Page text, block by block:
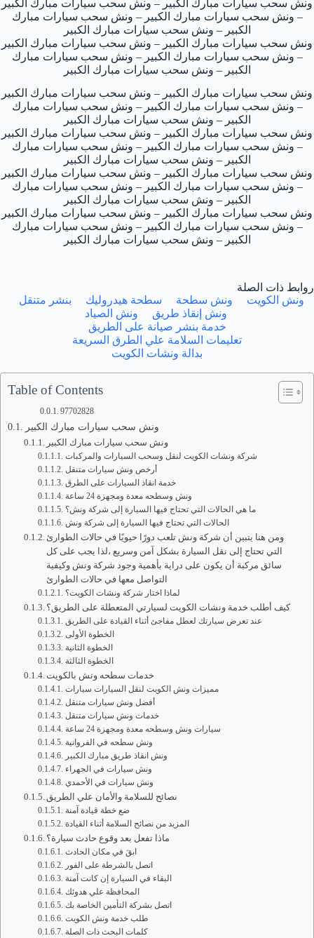
ونش سحب سيارات مبارك الكبير – ونش سحب سيارات مبارك الكبير
– ونش سحب سيارات مبارك الكبير – ونش سحب سيارات مبارك
الكبير – ونش سحب سيارات مبارك الكبير
ونش سحب سيارات مبارك الكبير – ونش سحب سيارات مبارك الكبير
– ونش سحب سيارات مبارك الكبير – ونش سحب سيارات مبارك
الكبير – ونش سحب سيارات مبارك الكبير
ونش سحب سيارات مبارك الكبير – ونش سحب سيارات مبارك الكبير
– ونش سحب سيارات مبارك الكبير – ونش سحب سيارات مبارك
الكبير – ونش سحب سيارات مبارك الكبير
ونش سحب سيارات مبارك الكبير – ونش سحب سيارات مبارك الكبير
– ونش سحب سيارات مبارك الكبير – ونش سحب سيارات مبارك
الكبير – ونش سحب سيارات مبارك الكبير
ونش سحب سيارات مبارك الكبير – ونش سحب سيارات مبارك الكبير
– ونش سحب سيارات مبارك الكبير – ونش سحب سيارات مبارك
الكبير – ونش سحب سيارات مبارك الكبير
ونش سحب سيارات مبارك الكبير – ونش سحب سيارات مبارك الكبير
– ونش سحب سيارات مبارك الكبير – ونش سحب سيارات مبارك
الكبير – ونش سحب سيارات مبارك الكبير
روابط ذات الصلة
ونش الكويت
ونش سطحة سطحة هيدروليك
بنشر متنقل
ونش إنقاذ طريق
ونش الصياد
خدمة بنشر صيانة على الطريق
تعليمات السلامة علي الطرق السريعة
بدالة ونشات الكويت
Table of Contents
97702828
ونش سحب سيارات مبارك الكبير
ونش سحب سيارات مبارك الكبير
شركة ونشات الكويت لنقل وسحب السيارات والمركبات
أرخص ونش سيارات متنقل
خدمة انقاذ السيارات على الطرق
ونش وسطحه معدة ومجهزة 24 ساعة
ما هي الحالات التي تحتاج فيها السيارة إلى شركة ونش؟
الحالات التي تحتاج فيها السيارة إلى شركة ونش
ومن هنا يتبين أن شركة ونش تلعب دورًا حيويًا في حالات الطوارئ
التي تحتاج إلى نقل السيارة بشكل آمن وسريع ،لذا يجب على كل
سائق مركبة أن يكون على دراية بأهمية وجود شركة ونش وكيفية
التواصل معها في حالات الطوارئ
لماذا اختار شركة ونشات الكويت؟
كيف أطلب خدمة ونشات الكويت لسيارتي المتعطلة على الطريق؟
عند تعرض سيارتك لعطل مفاجئ أثناء القيادة على الطريق
الخطوة الأولى
الخطوة الثانية
الخطوة الثالثة
خدمات سطحه ونش بالكويت
مميزات ونش الكويت لنقل السيارات سيارات
أفضل ونش سيارات متنقل
خدمات ونش سيارات متنقل
سيارات ونش وسطحه معدة ومجهزة 24 ساعة
ونش سطحه في الفروانية
ونش انقاذ طريق مبارك الكبير
ونش سيارات في الجهراء
ونش سيارات في الأحمدي
نصائح للسلامة والأمان علي الطريق
ضع خطة قيادة آمنة
المزيد من نصائح السلامة أثناء القيادة
ماذا تفعل بعد وقوع حادث سيارة؟
ابقَ في مكان الحادث
اتصل بالشرطة على الفور
البقاء في السيارة إن كانت آمنة
المحافظة علي هدوئك
اتصل بشركة التأمين الخاصة بك
طلب خدمة ونش الكويت
كلمات البحث ذات الصلة